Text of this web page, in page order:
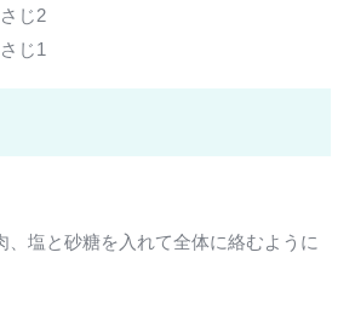
じ2
じ1
塩と砂糖を入れて全体に絡むように